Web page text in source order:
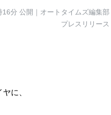
16分 公開｜オートタイムズ編集部
プレスリリース
に、